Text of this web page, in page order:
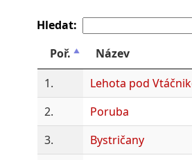
Hledat:
Poř.
Název
1.
Lehota pod
2.
Poruba
3.
Bystričany